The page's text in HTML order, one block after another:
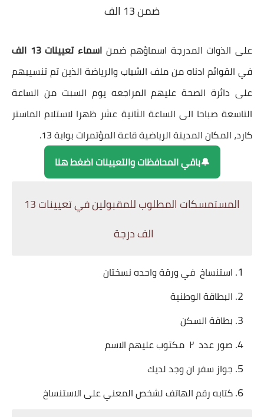
ضمن 13 الف
على الذوات المدرجة اسماؤهم ضمناسماء تعيينات 13 الف
في القوائم ادناه من ملف الشباب والرياضة الذين تم تنسيبهم
على دائرة الصحة عليهم المراجعه يوم السبت من الساعة
التاسعة صباحا الى الساعة الثانية عشر ظهرا لاستلام الماستر
كارد، المكان المدينة الرياضية قاعة المؤتمرات بوابة 13.
🔔باقي المحافظات والتعيينات اضغط هنا
المستمسكات المطلوب للمقبولين في تعيينات 13
الف درجة
استنساخ في ورقة واحده نسختان
البطاقة الوطنية
بطاقة السكن
صور عدد ٢ مكتوب عليهم الاسم
جواز سفر ان وجد لديك
كتابه رقم الهاتف لشخص المعني على الاستنساخ